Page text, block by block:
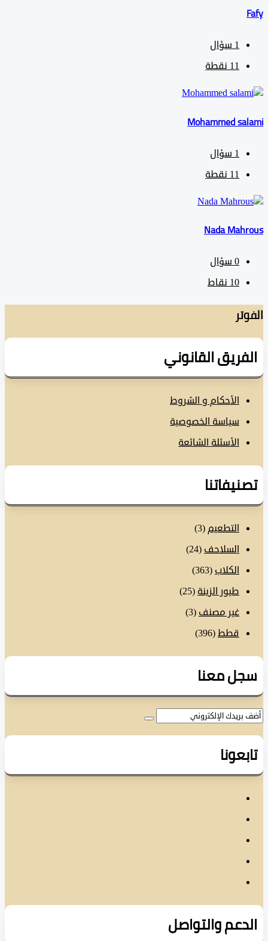
سؤال
نقطة
Mohammed
سؤال
نقطة
Nada
سؤال
نقاط
القانوني
الأحكام و الشروط
سياسة الخصوصية
الأسئلة الشائعة
التطعيم(3)
السلاحف(24)
الكلاب(363)
طيور الزينة (25)
غير مصنف(3)
قطط
(396)
معنا
والتواصل